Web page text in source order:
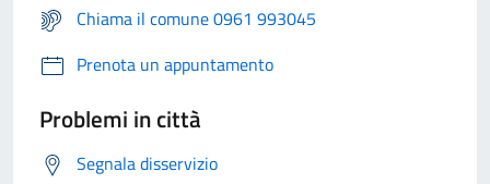
Chiama il comune 0961 993045
Prenota un appuntamento
Problemi in città
Segnala disservizio